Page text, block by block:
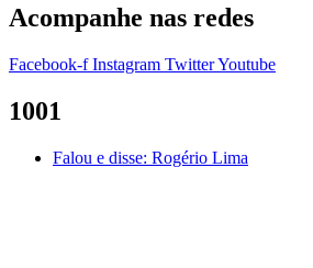
Acompanhe nas redes
Facebook-f Instagram TwitterYoutube
1001
Falou e disse: Rogério Lima